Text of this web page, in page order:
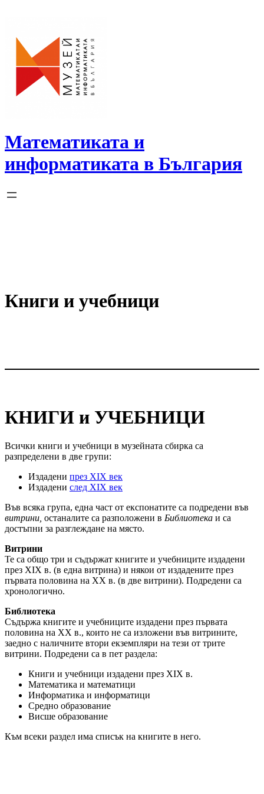
Математиката и
информатиката в България
Книги и учебници
КНИГИ и УЧЕБНИЦИ
Всички книги и учебници в музейната сбирка са
разпределени в две групи:
Издадени през XIX век
Издадени след XIX век
Във всяка група, една част от експонатите са подредени във
витрини, останалите са разположени в Библиотека и са
достъпни за разглеждане на място.
Витрини
Те са общо три и съдържат книгите и учебниците издадени
през ХIХ в. (в една витрина) и някои от издадените през
първата половина на ХХ в. (в две витрини). Подредени са
хронологично.
Библиотека
Съдържа книгите и учебниците издадени през първата
половина на ХХ в., които не са изложени във витрините,
заедно с наличните втори екземпляри на тези от трите
витрини. Подредени са в пет раздела:
Книги и учебници издадени през ХIХ в.
Математика и математици
Информатика и информатици
Средно образование
Висше образование
Към всеки раздел има списък на книгите в него.